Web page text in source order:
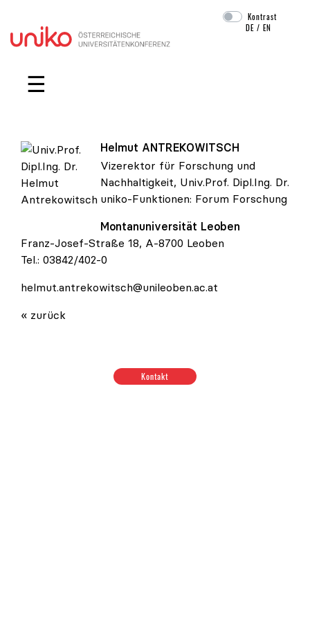
Navigation überspringen
Kontrast
DE /EN
☰
Helmut ANTREKOWITSCH
Vizerektor für Forschung und
Nachhaltigkeit, Univ.Prof. Dipl.Ing. Dr.
uniko-Funktionen: Forum Forschung
Montanuniversität Leoben
Franz-Josef-Straße 18, A-8700 Leoben
Tel.: 03842/402-0
helmut.antrekowitsch@unileoben.ac.at
« zurück
Kontakt